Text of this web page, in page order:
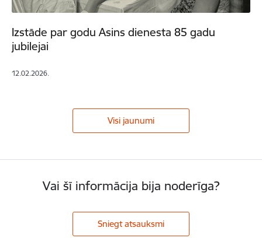
Izstāde par godu Asins dienesta 85 gadu
jubilejai
12.02.2026.
Visi jaunumi
Vai šī informācija bija noderīga?
Sniegt atsauksmi